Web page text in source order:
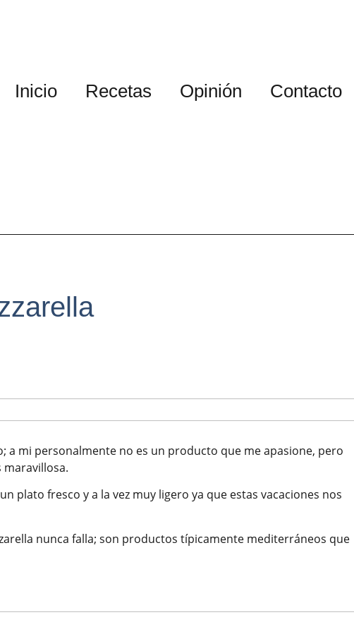
Inicio Recetas Opinión Contacto
a mi personalmente no es un producto que me apasione, pero
plato fresco y a la vez muy ligero ya que estas vacaciones nos
nunca falla; son productos típicamente mediterráneos que